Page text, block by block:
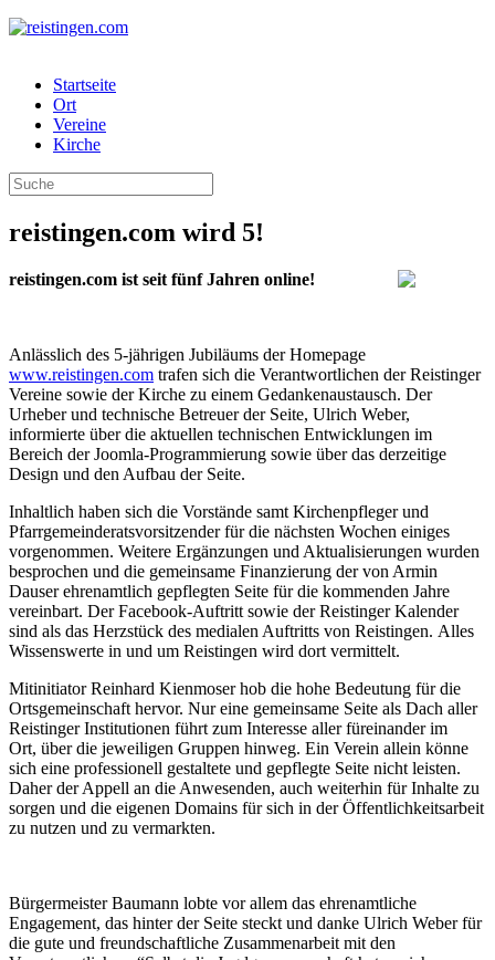
Startseite
Ort
Vereine
Kirche
reistingen.com wird 5!
reistingen.com ist seit fünf Jahren online!
Anlässlich des 5-jährigen Jubiläums der Homepage
www.reistingen.com trafen sich die Verantwortlichen der Reistinger
Vereine sowie der Kirche zu einem Gedankenaustausch. Der
Urheber und technische Betreuer der Seite, Ulrich Weber,
informierte über die aktuellen technischen Entwicklungen im
Bereich der Joomla-Programmierung sowie über das derzeitige
Design und den Aufbau der Seite.
Inhaltlich haben sich die Vorstände samt Kirchenpfleger und
Pfarrgemeinderatsvorsitzender für die nächsten Wochen einiges
vorgenommen. Weitere Ergänzungen und Aktualisierungen wurden
besprochen und die gemeinsame Finanzierung der von Armin
Dauser ehrenamtlich gepflegten Seite für die kommenden Jahre
vereinbart. Der Facebook-Auftritt sowie der Reistinger Kalender
sind als das Herzstück des medialen Auftritts von Reistingen. Alles
Wissenswerte in und um Reistingen wird dort vermittelt.
Mitinitiator Reinhard Kienmoser hob die hohe Bedeutung für die
Ortsgemeinschaft hervor. Nur eine gemeinsame Seite als Dach aller
Reistinger Institutionen führt zum Interesse aller füreinander im
Ort, über die jeweiligen Gruppen hinweg. Ein Verein allein könne
sich eine professionell gestaltete und gepflegte Seite nicht leisten.
Daher der Appell an die Anwesenden, auch weiterhin für Inhalte zu
sorgen und die eigenen Domains für sich in der Öffentlichkeitsarbeit
zu nutzen und zu vermarkten.
Bürgermeister Baumann lobte vor allem das ehrenamtliche
Engagement, das hinter der Seite steckt und danke Ulrich Weber für
die gute und freundschaftliche Zusammenarbeit mit den